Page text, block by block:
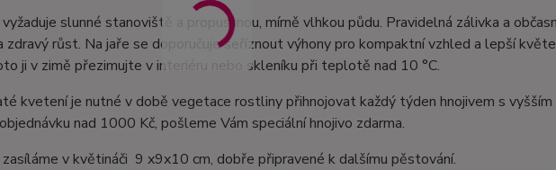
slunné stanoviště a propustnou, mírně vlhkou půdu. Pravidelná zálivka a
zdravý růst. Na jaře se doporučuje seříznout výhony pro kompaktní vzhled a lepší
ji v zimě přezimujte v interiéru nebo skleníku při teplotě nad 10 °C.
kvetení je nutné v době vegetace rostliny přihnojovat každý týden hnojivem s vyšším
nad 1000 Kč, pošleme Vám speciální hnojivo zdarma.
v květináči 9 x9x10 cm, dobře připravené k dalšímu pěstování.